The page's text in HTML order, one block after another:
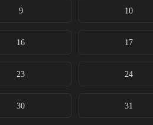
9 10
16 17
23 24
30 31